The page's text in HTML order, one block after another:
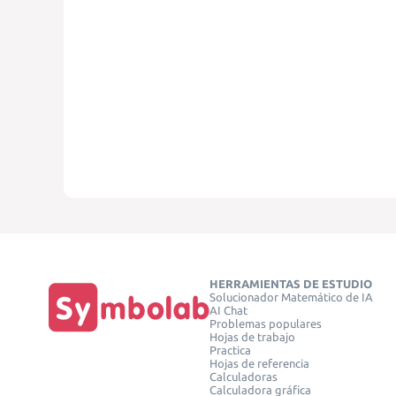
HERRAMIENTAS DE ESTUDIO
Solucionador Matemático de IA
AI Chat
Problemas populares
Hojas de trabajo
Practica
Hojas de referencia
Calculadoras
Calculadora gráfica